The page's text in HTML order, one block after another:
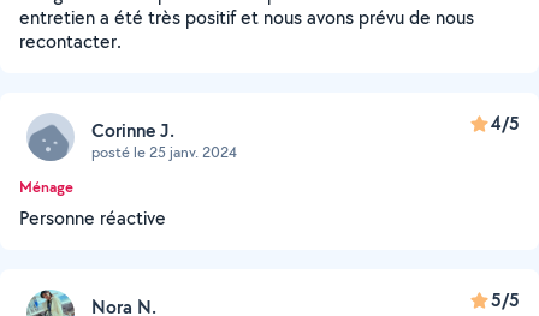
entretien a été très positif et nous avons prévu de nous
recontacter.
Corinne J.
posté le 25 janv. 2024
4/5
Ménage
Personne réactive
Nora N. 5/5